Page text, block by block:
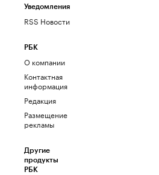
Уведомления
RSS Новости
РБК
О компании
Контактная
информация
Редакция
Размещение
рекламы
Другие
продукты
РБК